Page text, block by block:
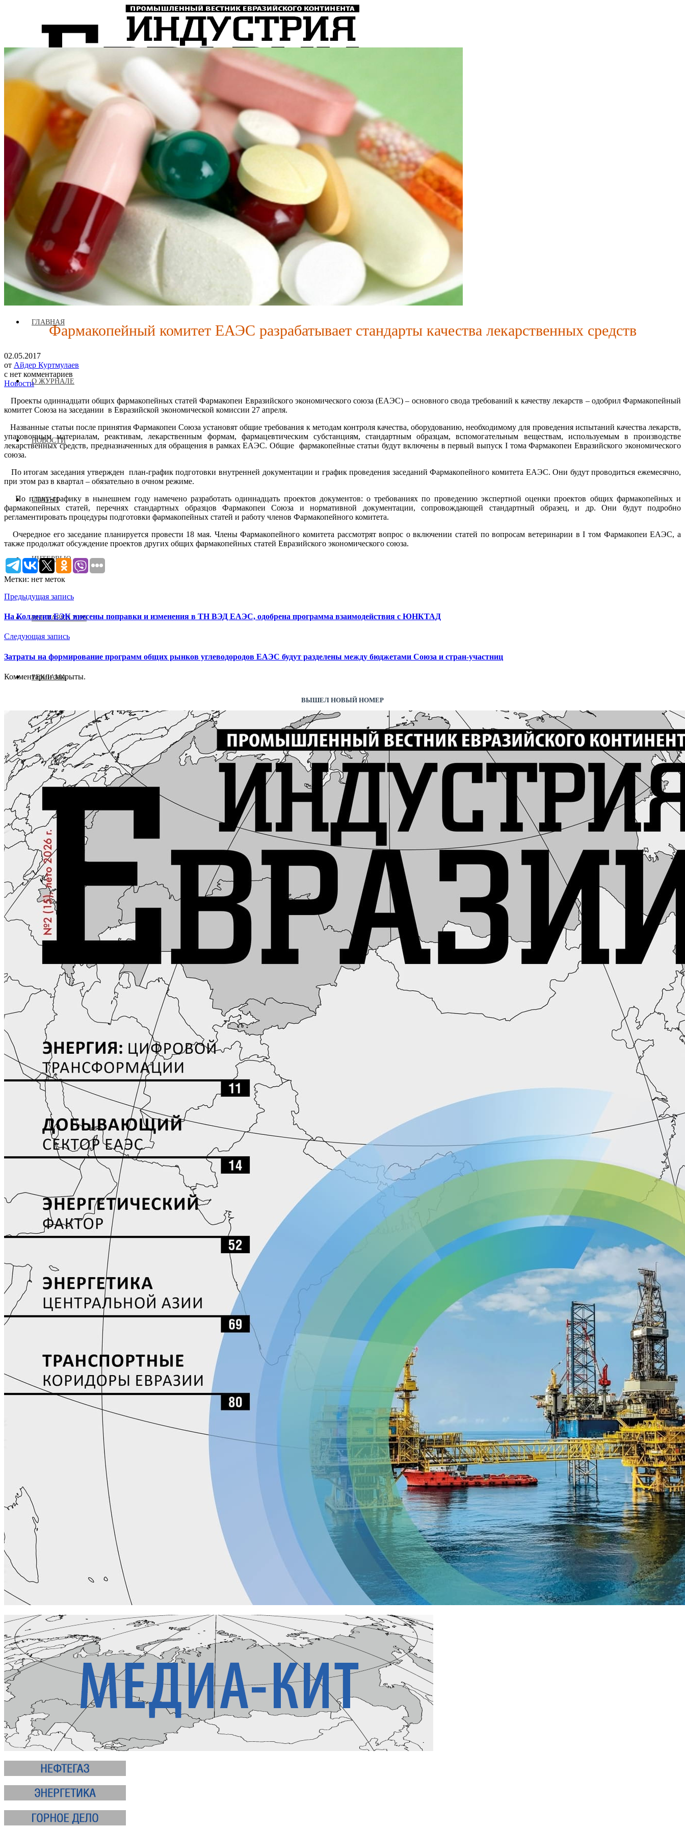
Журнал аккредитован при Евразийской Экономической Комиссии
ГЛАВНАЯ
О ЖУРНАЛЕ
НОВОСТИ
СТАТЬИ
ИНТЕРВЬЮ
ВЫСТАВКИ 2026
РЕКЛАМА
КОНТАКТЫ
Фармакопейный комитет ЕАЭС разрабатывает стандарты качества лекарственных средств
02.05.2017
от Айдер Куртмулаев
с нет комментариев
Новости
Проекты одиннадцати общих фармакопейных статей Фармакопеи Евразийского экономического союза (ЕАЭС) – основного свода требований к качеству лекарств – одобрил Фармакопейный
комитет Союза на заседании в Евразийской экономической комиссии 27 апреля.
Названные статьи после принятия Фармакопеи Союза установят общие требования к методам контроля качества, оборудованию, необходимому для проведения испытаний качества лекарств,
упаковочным материалам, реактивам, лекарственным формам, фармацевтическим субстанциям, стандартным образцам, вспомогательным веществам, используемым в производстве
лекарственных средств, предназначенных для обращения в рамках ЕАЭС. Общие фармакопейные статьи будут включены в первый выпуск Iтома Фармакопеи Евразийского экономического
союза.
По итогам заседания утвержден план-график подготовки внутренней документации и график проведения заседаний Фармакопейного комитета ЕАЭС. Они будут проводиться ежемесячно,
при этом раз в квартал – обязательно в очном режиме.
По плану-графику в нынешнем году намечено разработать одиннадцать проектов документов: о требованиях по проведению экспертной оценки проектов общих фармакопейных и
фармакопейных статей, перечнях стандартных образцов Фармакопеи Союза и нормативной документации, сопровождающей стандартный образец, и др. Они будут подробно
регламентировать процедуры подготовки фармакопейных статей и работу членов Фармакопейного комитета.
Очередное его заседание планируется провести 18 мая. Члены Фармакопейного комитета рассмотрят вопрос о включении статей по вопросам ветеринарии вI том Фармакопеи ЕАЭС, а
также продолжат обсуждение проектов других общих фармакопейных статей Евразийского экономического союза.​​
Метки: нет меток
Предыдущая запись
На Коллегии ЕЭК внесены поправки и изменения в ТН ВЭД ЕАЭС, одобрена программа взаимодействия с ЮНКТАД
Следующая запись
Затраты на формирование программ общих рынков углеводородов ЕАЭС будут разделены между бюджетами Союза и стран-участниц
Комментарии закрыты.
ВЫШЕЛ НОВЫЙ НОМЕР